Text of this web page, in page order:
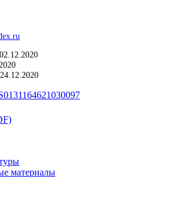
материалы